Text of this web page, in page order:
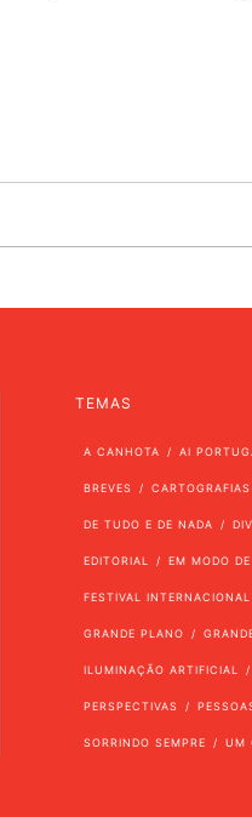
TEMAS
A CANHOTA AI
BREVES CARTOGRAFIAS
DE TUDO E DE NADA
EDITORIAL EM MODO
FESTIVAL
GRANDE PLANO
ILUMINAÇÃO ARTIFICIAL
PERSPECTIVAS
SORRINDO SEMPRE UM